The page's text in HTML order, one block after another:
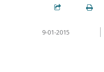
9-01-2015